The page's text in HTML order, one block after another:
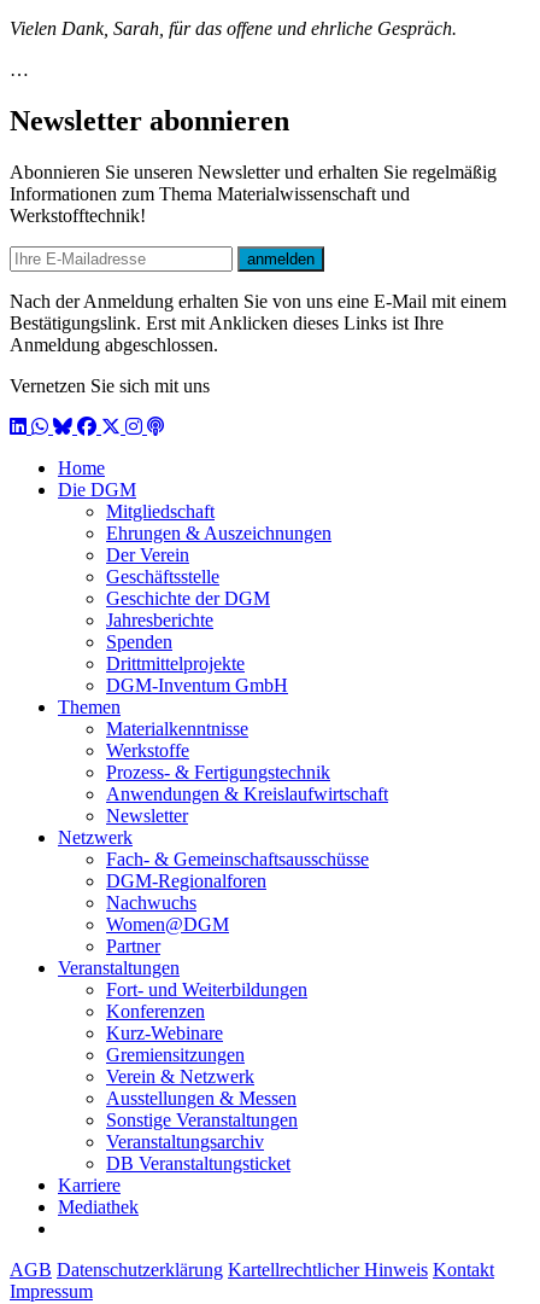
Vielen Dank, Sarah, für das offene und ehrliche Gespräch.
…
Newsletter abonnieren
Abonnieren Sie unseren Newsletter und erhalten Sie regelmäßig
Informationen zum Thema Materialwissenschaft und
Werkstofftechnik!
E-mail
anmelden
Nach der Anmeldung erhalten Sie von uns eine E-Mail mit einem
Bestätigungslink. Erst mit Anklicken dieses Links ist Ihre
Anmeldung abgeschlossen.
Vernetzen Sie sich mit uns
LinkedIn
WhatsApp
BlueSky
Facebook
X / Twitter
Instagram
Podcast
Home
Die DGM
Mitgliedschaft
Ehrungen & Auszeichnungen
Der Verein
Geschäftsstelle
Geschichte der DGM
Jahresberichte
Spenden
Drittmittelprojekte
DGM-Inventum GmbH
Themen
Materialkenntnisse
Werkstoffe
Prozess- & Fertigungstechnik
Anwendungen & Kreislaufwirtschaft
Newsletter
Netzwerk
Fach- & Gemeinschaftsausschüsse
DGM-Regionalforen
Nachwuchs
Women@DGM
Partner
Veranstaltungen
Fort- und Weiterbildungen
Konferenzen
Kurz-Webinare
Gremiensitzungen
Verein & Netzwerk
Ausstellungen & Messen
Sonstige Veranstaltungen
Veranstaltungsarchiv
DB Veranstaltungsticket
Karriere
Mediathek
AGB Datenschutzerklärung Kartellrechtlicher Hinweis Kontakt
Impressum